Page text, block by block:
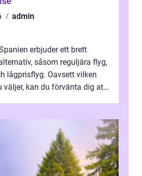
admin
erbjuder ett brett
såsom reguljära flyg,
lågprisflyg. Oavsett vilken
väljer, kan du förvänta dig att